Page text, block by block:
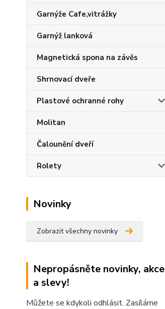
Garnýže Cafe,vitrážky
Garnýž lanková
Magnetická spona na závěs
Shrnovací dveře
Plastové ochranné rohy
Molitan
Čalounění dveří
Rolety
Novinky
Zobrazit všechny novinky
Nepropásněte novinky, akce
a slevy!
Můžete se kdykoli odhlásit. Zasíláme